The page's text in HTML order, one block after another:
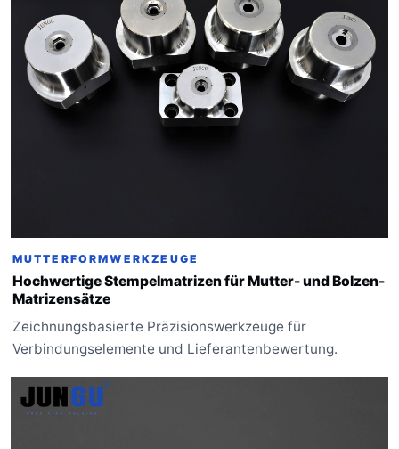
MUTTERFORMWERKZEUGE
Hochwertige Stempelmatrizen für Mutter- und Bolzen-
Matrizensätze
Zeichnungsbasierte Präzisionswerkzeuge für
Verbindungselemente und Lieferantenbewertung.